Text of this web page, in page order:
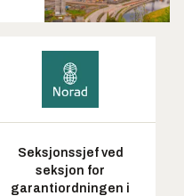
Seksjonssjef ved
seksjon for
garantiordningen i